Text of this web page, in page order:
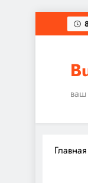
Перейти
к
ваш
Главная